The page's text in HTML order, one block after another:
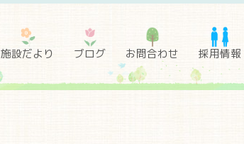
施設だより ブログ お問合わせ 採用情報